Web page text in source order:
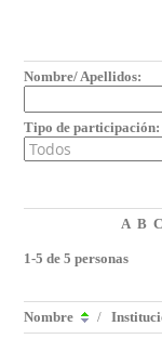
Nombre/ Apellidos:
Tipo de participación:
A B C
1-5 de 5 personas
Nombre /